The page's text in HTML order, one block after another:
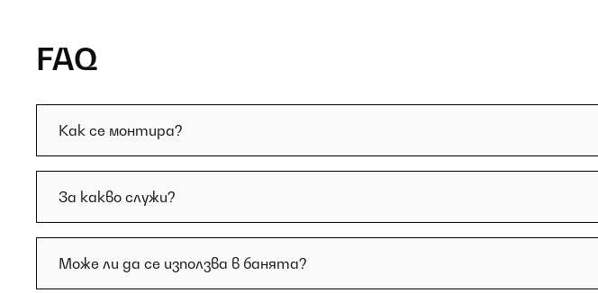
FAQ
Как се монтира?
За какво служи?
Може ли да се използва в банята?